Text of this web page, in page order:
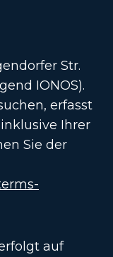
Str.
IONOS).
erfasst
Ihrer
Sie der
auf